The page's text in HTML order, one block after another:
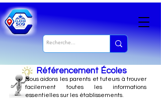
Référencement Écoles
Nousaidons les parents et tuteurs à trouver
facilement toutes les informations
essentielles sur les établissements.